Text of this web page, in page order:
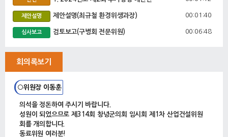
제안설명 제안설명(최규철 환경위생과장) 00:01:40
심사보고 검토보고(구병회 전문위원) 00:06:48
의원
제안설명 제안설명(박남규 산림녹지과장)
노영도 위원 질의답변
의원 하종혜 위원 질의답변 00:33:42
제안설명 제안설명(임채현 건설교통과장)
회의록보기
○위원장 이동훈
의석을 정돈하여 주시기 바랍니다.
성원이 되었으므로 제314회 창녕군의회 임시회 제1차 산업건설위원
회를 개의합니다.
동료위원 여러분!